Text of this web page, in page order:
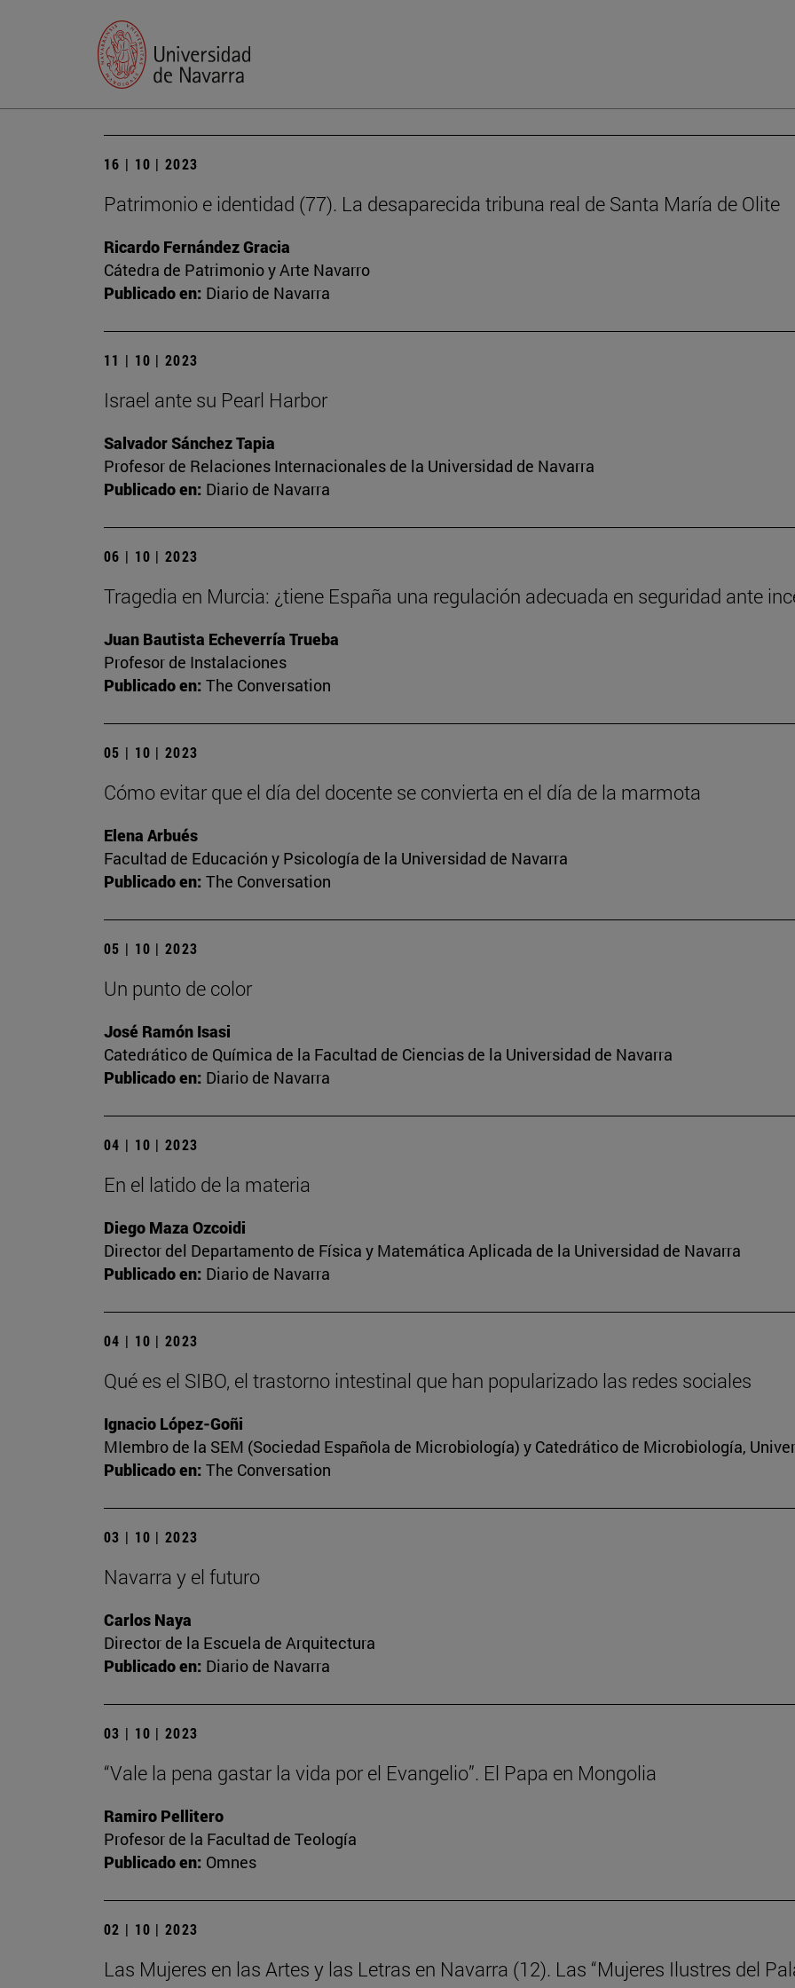
16 | 10 | 2023
Patrimonio e identidad (77). La desaparecida tribuna real de Santa María de Olite
Ricardo Fernández Gracia
Cátedra de Patrimonio y Arte Navarro
Publicado en: Diario de Navarra
11 | 10 | 2023
Israel ante su Pearl Harbor
Salvador Sánchez Tapia
Profesor de Relaciones Internacionales de la Universidad de Navarra
Publicado en: Diario de Navarra
06 | 10 | 2023
Tragedia en Murcia: ¿tiene España una regulación adecuada en seguridad ante
Juan Bautista Echeverría Trueba
Profesor de Instalaciones
Publicado en: The Conversation
05 | 10 | 2023
Cómo evitar que el día del docente se convierta en el día de la marmota
Elena Arbués
Facultad de Educación y Psicología de la Universidad de Navarra
Publicado en: The Conversation
05 | 10 | 2023
Un punto de color
José Ramón Isasi
Catedrático de Química de la Facultad de Ciencias de la Universidad de Navarra
Publicado en: Diario de Navarra
04 | 10 | 2023
En el latido de la materia
Diego Maza Ozcoidi
Director del Departamento de Física y Matemática Aplicada de la Universidad de Navarra
Publicado en: Diario de Navarra
04 | 10 | 2023
Qué es el SIBO, el trastorno intestinal que han popularizado las redes sociales
Ignacio López-Goñi
MIembro de la SEM (Sociedad Española de Microbiología) y Catedrático de Microbiología,
Publicado en: The Conversation
03 | 10 | 2023
Navarra y el futuro
Carlos Naya
Director de la Escuela de Arquitectura
Publicado en: Diario de Navarra
03 | 10 | 2023
“Vale la pena gastar la vida por el Evangelio”. El Papa en Mongolia
Ramiro Pellitero
Profesor de la Facultad de Teología
Publicado en: Omnes
02 | 10 | 2023
Las Mujeres en las Artes y las Letras en Navarra (12). Las “Mujeres Ilustres del